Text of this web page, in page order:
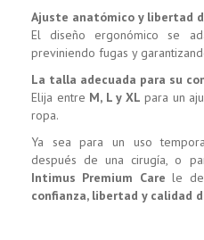
Ajuste anatómico y libertad
El diseño ergonómico se
previniendo fugas y
La talla adecuada para su
Elija entre M, L y XL para un
ropa.
Ya sea para un uso
después de una cirugía, o
Intimus Premium Care le
confianza, libertad y calidad